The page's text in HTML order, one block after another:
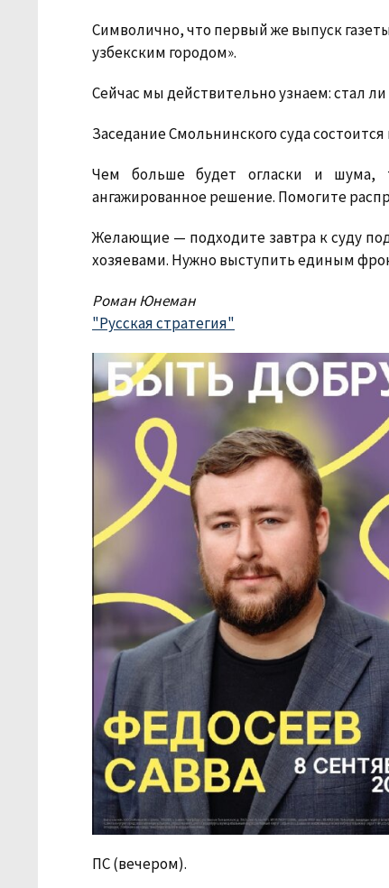
Символично, что первый же выпуск
узбекским городом».
Сейчас мы действительно узнаем: стал
Заседание Смольнинского суда состоится
Чем больше будет огласки и шума,
ангажированное решение. Помогите
Желающие — подходите завтра к суду
хозяевами. Нужно выступить единым
Роман Юнеман
"Русская стратегия"
ПС (вечером).